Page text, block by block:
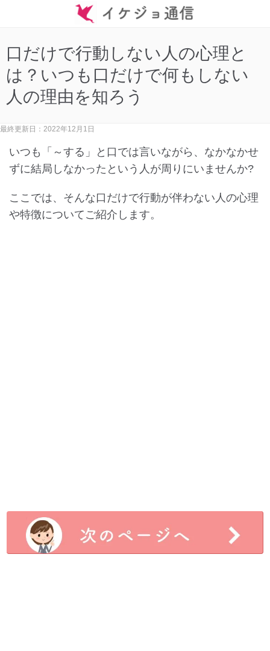
口だけで行動しない人の心理と
は？いつも口だけで何もしない
人の理由を知ろう
最終更新日：2022年12月1日
いつも「～する」と口では言いながら、なかなかせ
ずに結局しなかったという人が周りにいませんか?
ここでは、そんな口だけで行動が伴わない人の心理
や特徴についてご紹介します。